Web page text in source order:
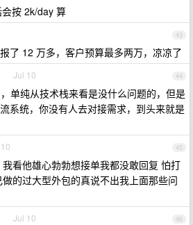
按 2k/day 算
43
了 12 万多，客户预算最多两万，凉凉了
44
Jul 10
单纯从技术栈来看是没什么问题的，但是
系统，你没有人去对接需求，到头来就是
45
我看他雄心勃勃想接单我都没敢回复 怕打
的过大型外包的真说不出我上面那些问
46
Jul 10